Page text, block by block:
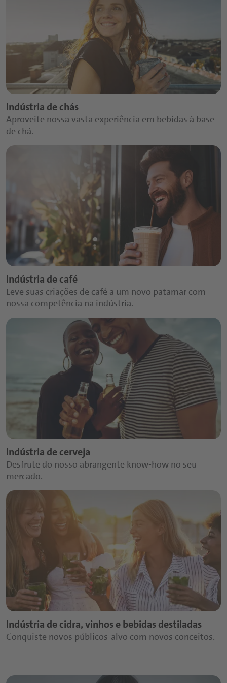
Indústria de chás
Aproveite nossa vasta experiência em bebidas à base
de chá.
Indústria de café
Leve suas criações de café a um novo patamar com
nossa competência na indústria.
Indústria de cerveja
Desfrute do nosso abrangente know-how no seu
mercado.
Indústria de cidra, vinhos e bebidas destiladas
Conquiste novos públicos-alvo com novos conceitos.